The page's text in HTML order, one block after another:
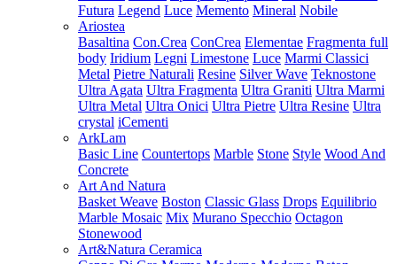
Futura Legend Luce Memento Mineral Nobile
Ariostea
Basaltina Con.Crea ConCrea Elementae Fragmenta full
body Iridium Legni Limestone Luce Marmi Classici
Metal Pietre Naturali Resine Silver Wave Teknostone
Ultra Agata Ultra Fragmenta Ultra Graniti Ultra Marmi
Ultra Metal Ultra Onici Ultra Pietre Ultra Resine Ultra
crystal iCementi
ArkLam
Basic Line Countertops Marble Stone Style Wood And
Concrete
Art And Natura
Basket Weave Boston Classic Glass Drops Equilibrio
Marble Mosaic Mix Murano Specchio Octagon
Stonewood
Art&Natura Ceramica